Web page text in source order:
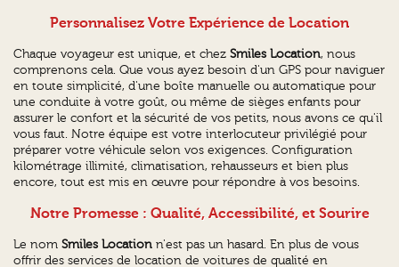
Personnalisez Votre Expérience de Location
Chaque voyageur est unique, et chezSmiles Location, nous
comprenons cela. Que vous ayez besoin d'un GPS pour naviguer
en toute simplicité, d'une boîte manuelle ou automatique pour
une conduite à votre goût, ou même de sièges enfants pour
assurer le confort et la sécurité de vos petits, nous avons ce qu'il
vous faut. Notre équipe est votre interlocuteur privilégié pour
préparer votre véhicule selon vos exigences. Configuration
kilométrage illimité, climatisation, rehausseurs et bien plus
encore, tout est mis en œuvre pour répondre à vos besoins.
Notre Promesse : Qualité, Accessibilité, et Sourire
Le nomSmiles Location n'est pas un hasard. En plus de vous
offrir des services de location de voitures de qualité en